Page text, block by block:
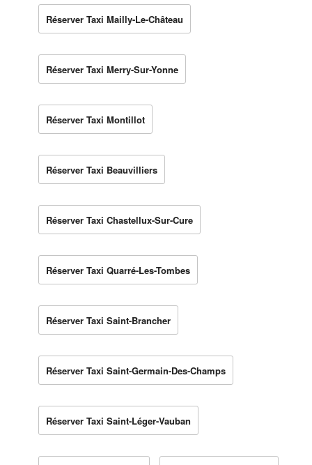
Réserver Taxi Mailly-Le-Château
Réserver Taxi Merry-Sur-Yonne
Réserver Taxi Montillot
Réserver Taxi Beauvilliers
Réserver Taxi Chastellux-Sur-Cure
Réserver Taxi Quarré-Les-Tombes
Réserver Taxi Saint-Brancher
Réserver Taxi Saint-Germain-Des-Champs
Réserver Taxi Saint-Léger-Vauban